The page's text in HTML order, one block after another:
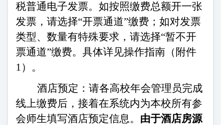
税普通电子发票。如按照缴费总额开一张
发票，请选择“开票通道”缴费；如对发票
类型、数量有特殊要求，请选择“暂不开
票通道”缴费。具体详见操作指南（附件
1）。
酒店预定：请各高校年会管理员完成
线上缴费后，接着在系统内为本校所有参
会师生填写酒店预定信息。 由于酒店房源